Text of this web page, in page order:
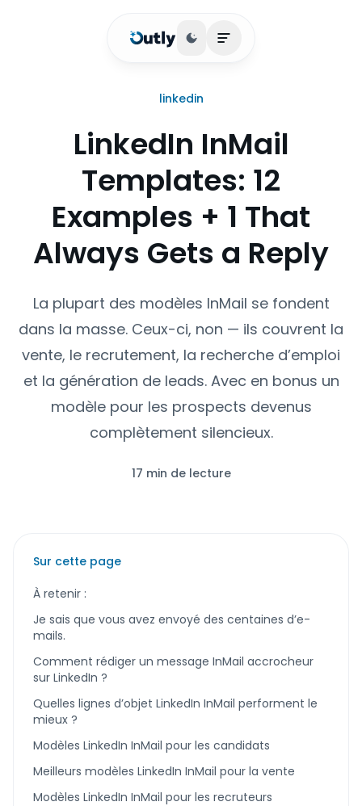
Basculer le thème
Ouvrir le menu
linkedin
LinkedIn InMail
Templates: 12
Examples + 1 That
Always Gets a Reply
La plupart des modèles InMail se fondent
dans la masse. Ceux-ci, non — ils couvrent la
vente, le recrutement, la recherche d’emploi
et la génération de leads. Avec en bonus un
modèle pour les prospects devenus
complètement silencieux.
17 min de lecture
Sur cette page
À retenir :
Je sais que vous avez envoyé des centaines d’e-
mails.
Comment rédiger un message InMail accrocheur
sur LinkedIn ?
Quelles lignes d’objet LinkedIn InMail performent le
mieux ?
Modèles LinkedIn InMail pour les candidats
Meilleurs modèles LinkedIn InMail pour la vente
Modèles LinkedIn InMail pour les recruteurs